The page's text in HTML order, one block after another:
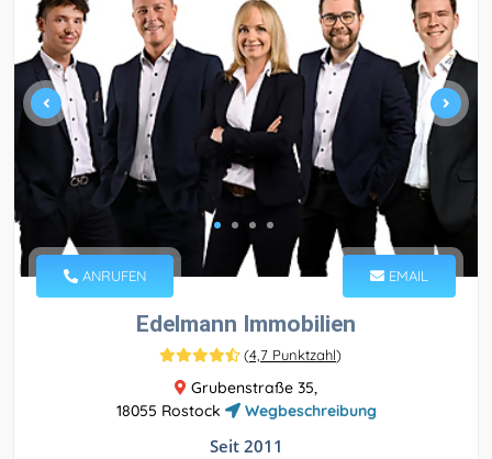
ANRUFEN EMAIL
Edelmann Immobilien
(4,7 Punktzahl)
Grubenstraße 35,
18055 Rostock
Wegbeschreibung
Seit 2011